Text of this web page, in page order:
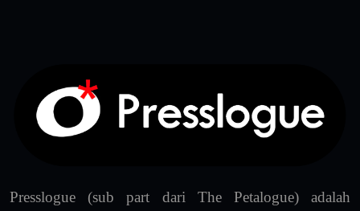
Presslogue (sub part dari The Petalogue) adalah